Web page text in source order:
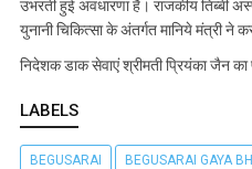
उभरती हुई अवधारणा है। राजकीय तिब्बी
युनानी चिकित्सा के अंतर्गत मानिये मंत्री ने
निदेशक डाक सेवाएं श्रीमती प्रियंका जैन का
LABELS
BEGUSARAI BEGUSARAI GAYA